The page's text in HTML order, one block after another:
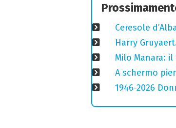
Ceresole
Harry
Milo Manara:
A schermo
1946-2026